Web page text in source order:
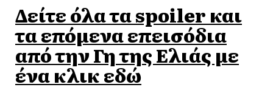
Δείτε όλα τα spoiler και
τα επόμενα επεισόδια
από την Γη της Ελιάς με
ένα κλικ εδώ